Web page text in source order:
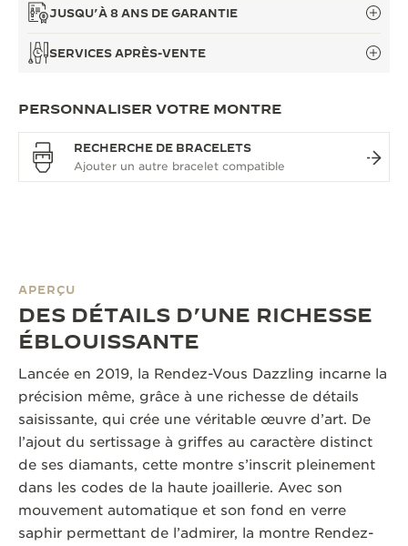
JUSQU’À 8 ANS DE GARANTIE
SERVICES APRÈS-VENTE
PERSONNALISER VOTRE MONTRE
RECHERCHE DE BRACELETS
APERÇU
DES DÉTAILS D’UNE RICHESSE
ÉBLOUISSANTE
Lancée en 2019, la Rendez-Vous Dazzling incarne la
précision même, grâce à une richesse de détails
saisissante, qui crée une véritable œuvre d’art. De
l’ajout du sertissage à griffes au caractère distinct
de ses diamants, cette montre s’inscrit pleinement
dans les codes de la haute joaillerie. Avec son
mouvement automatique et son fond en verre
saphir permettant de l’admirer, la montre Rendez-